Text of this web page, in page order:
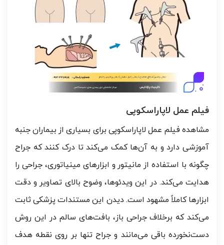
فیلم عمل لاپاراسکوپی
مشاهده فیلم عمل لاپاراسکوپی برای بسیاری از بیماران جنبه
آموزشی دارد و به آن‌ها کمک می‌کند تا درک کنند که جراح
چگونه با استفاده از مانیتور و ابزارهای مینیاتوری، جراحی را
هدایت می‌کند. در این ویدئوها، وضوح بالای تصاویر و دقت
ابزارها کاملاً مشهود است. دیدن این مستندات پزشکی ثابت
می‌کند که برخلاف جراحی باز، بافت‌های سالم در این روش
دست‌نخورده باقی می‌مانند و جراح تنها بر روی نقطه هدف